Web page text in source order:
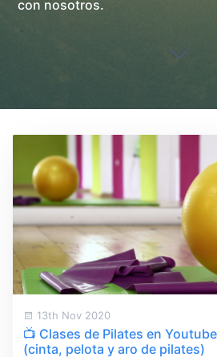
con nosotros.
13th Nov 2020
📺 Clases de Pilates en
(cinta, pelota y aro de pilates)